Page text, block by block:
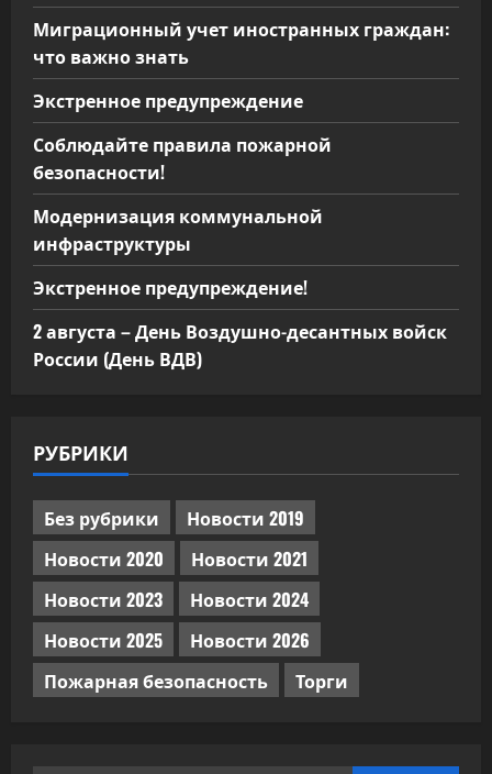
Миграционный учет иностранных граждан:
что важно знать
Экстренное предупреждение
Соблюдайте правила пожарной
безопасности!
Модернизация коммунальной
инфраструктуры
Экстренное предупреждение!
2 августа – День Воздушно-десантных войск
России (День ВДВ)
РУБРИКИ
Без рубрики
Новости 2019
Новости 2020
Новости 2021
Новости 2023
Новости 2024
Новости 2025
Новости 2026
Пожарная безопасность
Торги